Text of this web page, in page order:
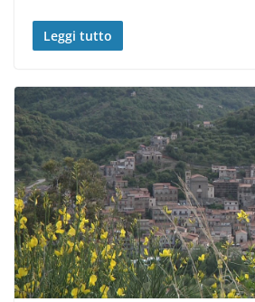
Leggi tutto